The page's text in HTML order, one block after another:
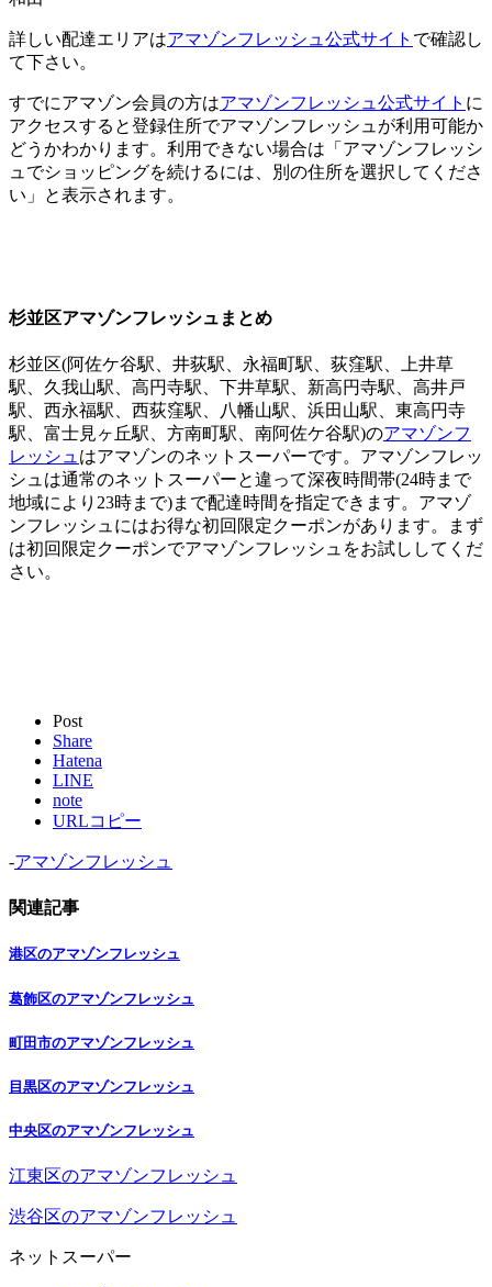
詳しい配達エリアはアマゾンフレッシュ公式サイト で確認し
て下さい。
すでにアマゾン会員の方はアマゾンフレッシュ公式サイト に
アクセスすると登録住所でアマゾンフレッシュが利用可能か
どうかわかります。利用できない場合は「アマゾンフレッシ
ュでショッピングを続けるには、別の住所を選択してくださ
い」と表示されます。
杉並区アマゾンフレッシュまとめ
杉並区(阿佐ケ谷駅、井荻駅、永福町駅、荻窪駅、上井草
駅、久我山駅、高円寺駅、下井草駅、新高円寺駅、高井戸
駅、西永福駅、西荻窪駅、八幡山駅、浜田山駅、東高円寺
駅、富士見ヶ丘駅、方南町駅、南阿佐ケ谷駅)のアマゾンフ
レッシュ はアマゾンのネットスーパーです。アマゾンフレッ
シュは通常のネットスーパーと違って深夜時間帯(24時まで
地域により23時まで)まで配達時間を指定できます。アマゾ
ンフレッシュにはお得な初回限定クーポンがあります。まず
は初回限定クーポンでアマゾンフレッシュをお試ししてくだ
さい。
Post
Share
Hatena
LINE
note
URLコピー
-アマゾンフレッシュ
関連記事
港区のアマゾンフレッシュ
葛飾区のアマゾンフレッシュ
町田市のアマゾンフレッシュ
目黒区のアマゾンフレッシュ
中央区のアマゾンフレッシュ
江東区のアマゾンフレッシュ
渋谷区のアマゾンフレッシュ
ネットスーパー